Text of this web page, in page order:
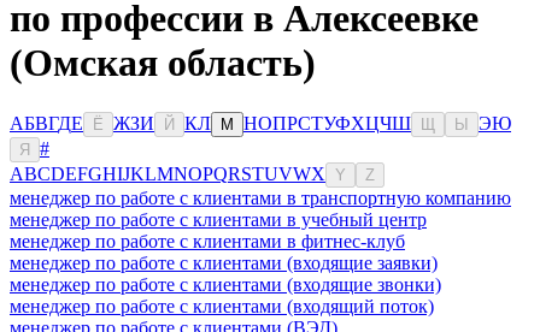
по профессии в Алексеевке
(Омская область)
АБВГДЕ Ё ЖЗИ Й КЛ М НОПРСТУФХЦЧШ Ы ЭЮ
Я
#
ABCDEFGHIJKLMNOPQRSTUVWX Y Z
менеджер по работе с клиентами в транспортную компанию
менеджер по работе с клиентами в учебный центр
менеджер по работе с клиентами в фитнес-клуб
менеджер по работе с клиентами (входящие заявки)
менеджер по работе с клиентами (входящие звонки)
менеджер по работе с клиентами (входящий поток)
менеджер по работе с клиентами (ВЭД)